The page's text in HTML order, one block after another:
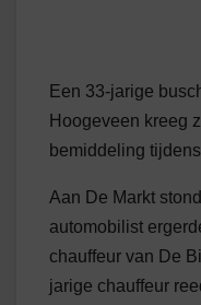
Een 33-jarige
Hoogeveen kreeg
bemiddeling
Aan De Markt
automobilist
chauffeur van De
jarige chauffeur